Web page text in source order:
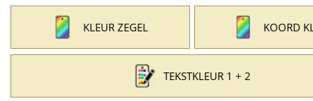
KLEUR ZEGEL KOORD
TEKSTKLEUR 1 + 2